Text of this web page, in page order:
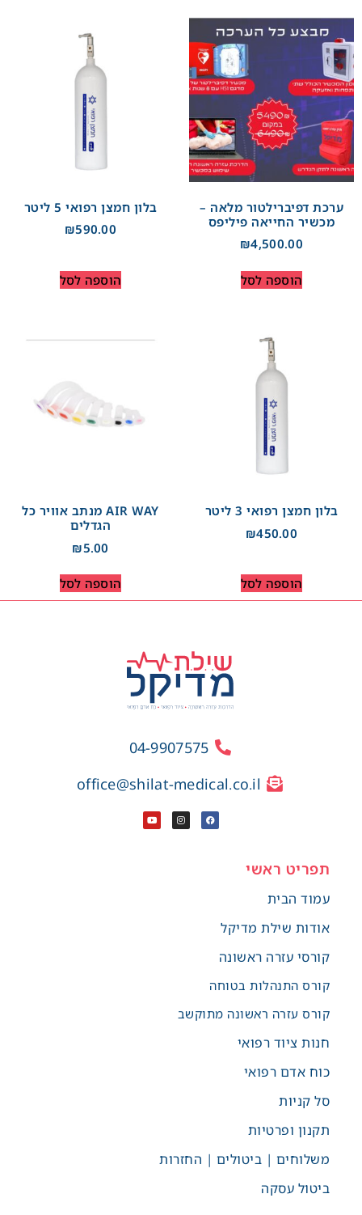
ערכת דפיברילטור מלאה –
מכשיר החייאה פיליפס
₪4,500.00
הוספה לסל
בלון חמצן רפואי 5 ליטר
₪590.00
הוספה לסל
בלון חמצן רפואי 3 ליטר
₪450.00
הוספה לסל
AIR WAY מנתב אוויר כל
הגדלים
₪5.00
הוספה לסל
04-9907575
office@shilat-medical.co.il
תפריט ראשי
עמוד הבית
אודות שילת מדיקל
קורסי עזרה ראשונה
קורס התנהלות בטוחה
קורס עזרה ראשונה מתוקשב
חנות ציוד רפואי
כוח אדם רפואי
סל קניות
תקנון ופרטיות
משלוחים | ביטולים | החזרות
ביטול עסקה